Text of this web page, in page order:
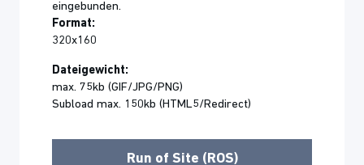
eingebunden.
Format:
320x160
Dateigewicht:
max. 75kb (GIF/JPG/PNG)
Subload max. 150kb (HTML5/Redirect)
Run of Site (ROS)